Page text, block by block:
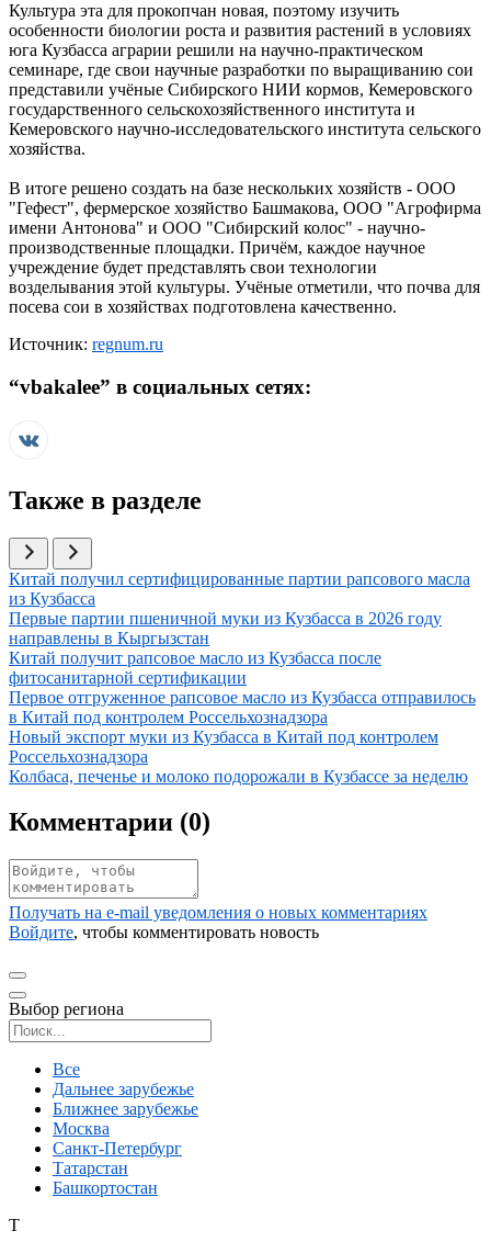
Культура эта для прокопчан новая, поэтому изучить
особенности биологии роста и развития растений в условиях
юга Кузбасса аграрии решили на научно-практическом
семинаре, где свои научные разработки по выращиванию сои
представили учёные Сибирского НИИ кормов, Кемеровского
государственного сельскохозяйственного института и
Кемеровского научно-исследовательского института сельского
хозяйства.
В итоге решено создать на базе нескольких хозяйств - ООО
"Гефест", фермерское хозяйство Башмакова, ООО "Агрофирма
имени Антонова" и ООО "Сибирский колос" - научно-
производственные площадки. Причём, каждое научное
учреждение будет представлять свои технологии
возделывания этой культуры. Учёные отметили, что почва для
посева сои в хозяйствах подготовлена качественно.
Источник: regnum.ru
“vbakalee” в социальных сетях:
Также в разделе
Иллюстрация новости
Китай получил сертифицированные партии рапсового масла
из Кузбасса
Иллюстрация новости
Первые партии пшеничной муки из Кузбасса в 2026 году
направлены в Кыргызстан
Иллюстрация новости
Китай получит рапсовое масло из Кузбасса после
фитосанитарной сертификации
Иллюстрация новости
Первое отгруженное рапсовое масло из Кузбасса отправилось
в Китай под контролем Россельхознадзора
Иллюстрация новости
Новый экспорт муки из Кузбасса в Китай под контролем
Россельхознадзора
Иллюстрация новости
Колбаса, печенье и молоко подорожали в Кузбассе за неделю
Комментарии (0)
Получать на e‑mail уведомления о новых комментариях
Войдите, чтобы комментировать новость
Выбор региона
Все
Дальнее зарубежье
Ближнее зарубежье
Москва
Санкт-Петербург
Татарстан
Башкортостан
Т